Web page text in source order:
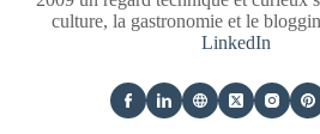
culture, la gastronomie et le
LinkedIn